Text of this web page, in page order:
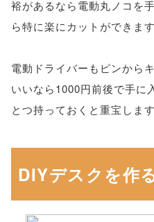
裕があるなら電動丸ノコを
ら特に楽にカットができます
電動ドライバーもピンから
いいなら1000円前後で手に
とつ持っておくと重宝します
DIYデスクを作